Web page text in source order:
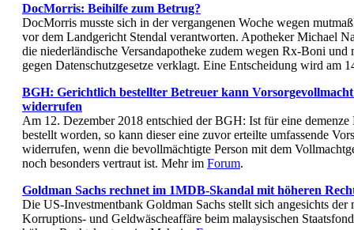
DocMorris: Beihilfe zum Betrug?
DocMorris musste sich in der vergangenen Woche wegen
vor dem Landgericht Stendal verantworten. Apotheker Michael
die niederländische Versandapotheke zudem wegen Rx-Boni und
gegen Datenschutzgesetze verklagt. Eine Entscheidung wird am
BGH: Gerichtlich bestellter Betreuer kann Vorsorgevollmacht
widerrufen
Am 12. Dezember 2018 entschied der BGH: Ist für eine demenze
bestellt worden, so kann dieser eine zuvor erteilte umfassende
widerrufen, wenn die bevollmächtigte Person mit dem
noch besonders vertraut ist. Mehr im Forum.
Goldman Sachs rechnet im 1MDB-Skandal mit höheren
Die US-Investmentbank Goldman Sachs stellt sich angesichts der
Korruptions- und Geldwäscheaffäre beim malaysischen